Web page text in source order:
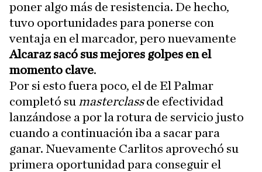
poner algo más de resistencia. De hecho,
tuvo oportunidades para ponerse con
ventaja en el marcador, pero nuevamente
Alcaraz sacó sus mejores golpes en el
momento clave.
Por si esto fuera poco, el de El Palmar
completó su masterclassde efectividad
lanzándose a por la rotura de servicio justo
cuando a continuación iba a sacar para
ganar. Nuevamente Carlitos aprovechó su
primera oportunidad para conseguir el